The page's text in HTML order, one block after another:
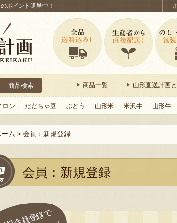
ポイント進呈中！
商品一覧 山形直送計画
ロン だだちゃ豆 ぶどう 山形米 米沢牛 山形牛
ーム > 会員：新規登録
会員：新規登録